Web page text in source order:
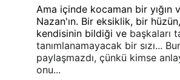
Ama içinde kocaman bir yığın
Nazan'ın. Bir eksiklik, bir
kendisinin bildiği ve başkaları
tanımlanamayacak bir sızı...
paylaşmazdı, çünkü kimse
onu...